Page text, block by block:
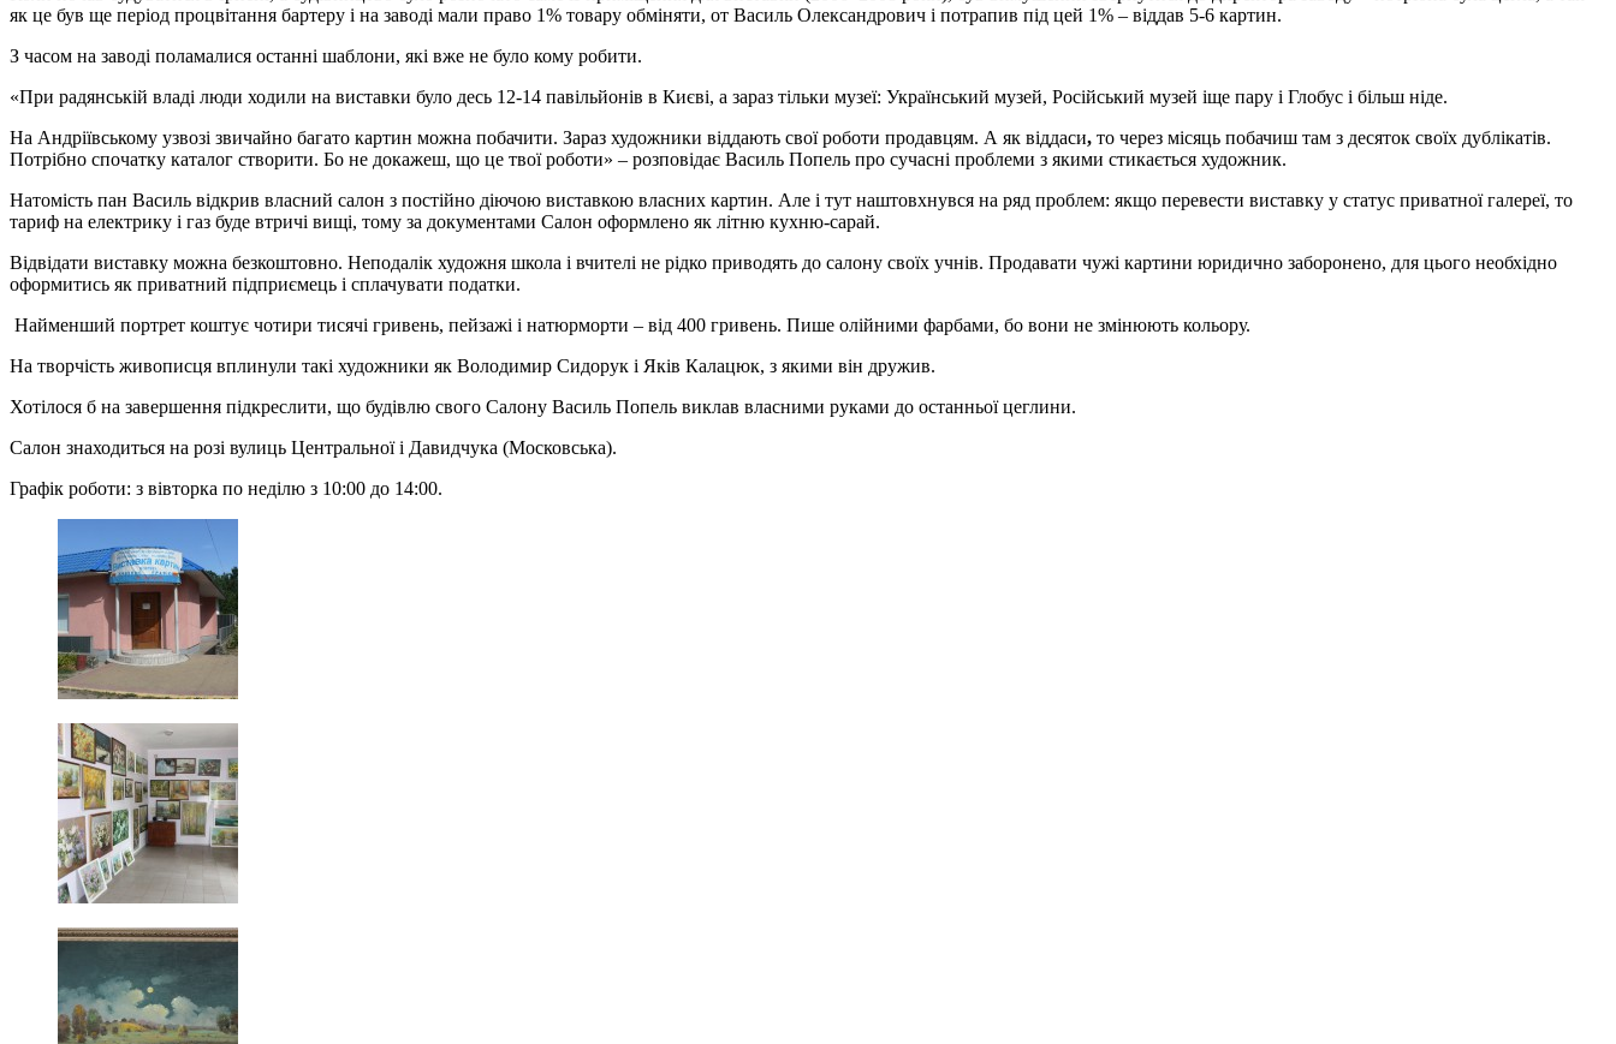
як це був ще період процвітання бартеру і на заводі мали право 1% товару обміняти, от Василь Олександрович і потрапив під цей 1% – віддав 5-6 картин.
З часом на заводі поламалися останні шаблони, які вже не було кому робити.
«При радянській владі люди ходили на виставки було десь 12-14 павільйонів в Києві, а зараз тільки музеї: Український музей, Російський музей іще пару і Глобус і більш ніде.
На Андріївському узвозі звичайно багато картин можна побачити. Зараз художники віддають свої роботи продавцям. А як віддаси, то через місяць побачиш там з десяток своїх дублікатів.
Потрібно спочатку каталог створити. Бо не докажеш, що це твої роботи» – розповідає Василь Попель про сучасні проблеми з якими стикається художник.
Натомість пан Василь відкрив власний салон з постійно діючою виставкою власних картин. Але і тут наштовхнувся на ряд проблем: якщо перевести виставку у статус приватної галереї, то
тариф на електрику і газ буде втричі вищі, тому за документами Салон оформлено як літню кухню-сарай.
Відвідати виставку можна безкоштовно. Неподалік художня школа і вчителі не рідко приводять до салону своїх учнів. Продавати чужі картини юридично заборонено, для цього необхідно
оформитись як приватний підприємець і сплачувати податки.
Найменший портрет коштує чотири тисячі гривень, пейзажі і натюрморти – від 400 гривень. Пише олійними фарбами, бо вони не змінюють кольору.
На творчість живописця вплинули такі художники як Володимир Сидорук і Яків Калацюк, з якими він дружив.
Хотілося б на завершення підкреслити, що будівлю свого Салону Василь Попель виклав власними руками до останньої цеглини.
Салон знаходиться на розі вулиць Центральної і Давидчука (Московська).
Графік роботи: з вівторка по неділю з 10:00 до 14:00.